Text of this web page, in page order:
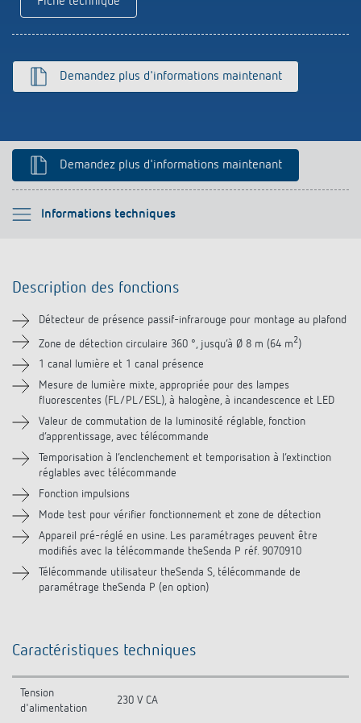
Références
Télérupteur impulsionnel OKTO de Theben
Demandez plus d'informations maintenant
Demandez plus d'informations maintenant
Informations techniques
Veuillez sélectionner
Informations techniques
Téléchargements
Accessoires
Produits similaires
Description des fonctions
Détecteur de présence passif-infrarouge pour montage au plafond
Zone de détection circulaire 360 °, jusqu‘à Ø 8 m (64 m2)
1 canal lumière et 1 canal présence
Mesure de lumière mixte, appropriée pour des lampes
fluorescentes (FL/PL/ESL), à halogène, à incandescence et LED
Valeur de commutation de la luminosité réglable, fonction
d‘apprentissage, avec télécommande
Temporisation à l‘enclenchement et temporisation à l‘extinction
réglables avec télécommande
Fonction impulsions
Mode test pour vérifier fonctionnement et zone de détection
Appareil pré-réglé en usine. Les paramétrages peuvent être
modifiés avec la télécommande theSenda P réf. 9070910
Télécommande utilisateur theSenda S, télécommande de
paramétrage theSenda P (en option)
Caractéristiques techniques
Tension
d'alimentation
230 V CA